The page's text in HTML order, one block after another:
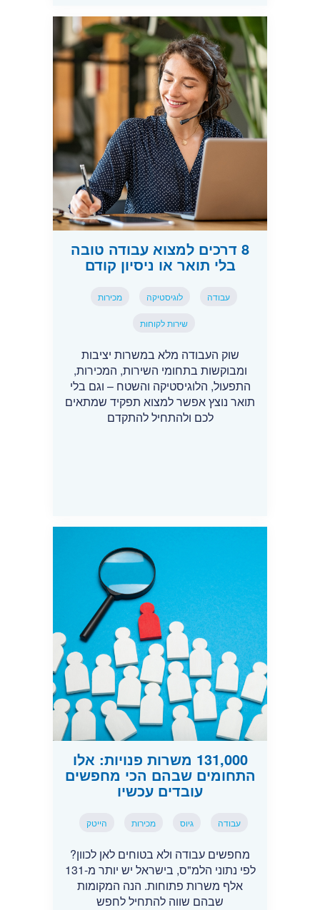
8 דרכים למצוא עבודה טובה
בלי תואר או ניסיון קודם
עבודה לוגיסטיקה מכירות
שירות לקוחות
שוק העבודה מלא במשרות יציבות
ומבוקשות בתחומי השירות, המכירות,
התפעול, הלוגיסטיקה והשטח – וגם בלי
תואר נוצץ אפשר למצוא תפקיד שמתאים
לכם ולהתחיל להתקדם
131,000 משרות פנויות: אלו
התחומים שבהם הכי מחפשים
עובדים עכשיו
עבודה גיוס מכירות הייטק
מחפשים עבודה ולא בטוחים לאן לכוון?
לפי נתוני הלמ"ס, בישראל יש יותר מ-131
אלף משרות פתוחות. הנה המקומות
שבהם שווה להתחיל לחפש